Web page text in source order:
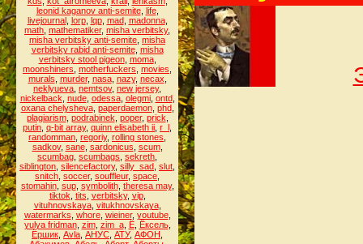
leonid kaganov anti-semite, life,
livejournal, lorp, lqp, mad, madonna,
math mathematiker, misha verbitsky,
misha verbitsky anti-semite misha
verbitsky rabid anti-semite, misha
verbitsky stool pigeon, moma,
moonshiners motherfuckers movies
murals murder, nasa, nazy, necax
neklyueva nemtsov, new jersey,
nickelback nude, odessa, olegmi, ontd,
oxana chelysheva, paperdaemon, phd,
plagiarism, podrabinek poper, prick
putin q-bit array, quinn elisabeth ii r_l
randomman regoriy, rolling stones
sadkov, sane, sardonicus scum,
scumbag scumbags sekreth
siblington silencefactory, silly_sad slut
snitch soccer, souffleur, space
stomahin, sup, symbolith, theresa may,
tiktok tits verbitsky, vip,
vituhnovskaya, vitukhnovskaya,
watermarks whore, wieiner, youtube,
yulya fridman, zim, zim_a, Ё, Ёксель,
Ёршик Аvla АНУС АТУ, АФОН